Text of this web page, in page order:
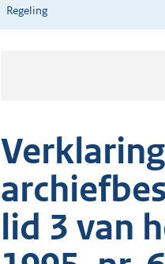
Regeling
lid 3 van